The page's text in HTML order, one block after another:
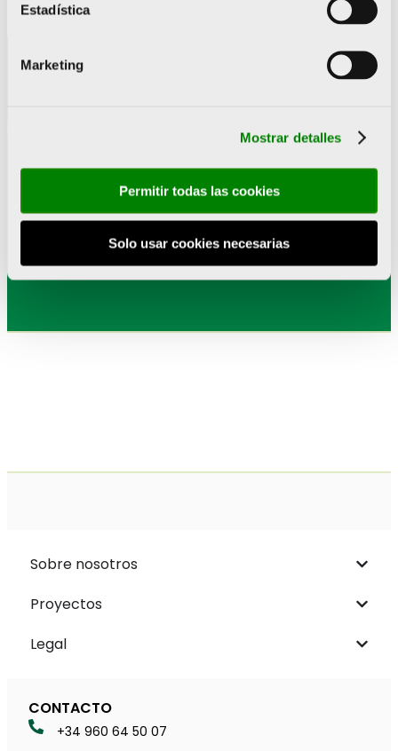
Estadística
Marketing
Mostrar detalles
Permitir todas las cookies
Solo usar cookies necesarias
Suscríbete a nuestra
newsletter
Sobre nosotros
Proyectos
Legal
CONTACTO
+34 960 64 50 07